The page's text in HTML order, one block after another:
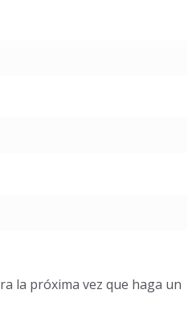
la próxima vez que haga un